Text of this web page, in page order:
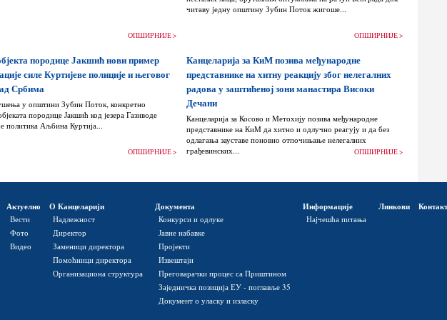
ОПШИРНИЈЕ >
читаву једну општину Зубин Поток жигоше...
ОПШИРНИЈЕ >
породице Јакшић нови пример
силе Куртијеве полиције и његовог
Србима
у општини Зубин Поток, конкретно
породице Јакшић код језера Газиводе
политика Аљбина Куртија...
ОПШИРНИЈЕ >
Канцеларија за КиМ позива међународне
представнике на хитну реакцију због нелегалних
радова у заштићеној зони манастира Високи
Дечани
Канцеларија за Косово и Метохију позива међународне
представнике на КиМ да хитно и одлучно реагују и да без
одлагања зауставе поновно отпочињање нелегалних
грађевинских...
ОПШИРНИЈЕ >
Актуелно
Вести
Фото
Видео
О Канцеларији
Надлежност
Директор
Заменици директора
Помоћници директора
Организациона структура
Документа
Конкурси и одлуке
Јавне набавке
Пројекти
Извештаји
Преговарачки процес са Приштином
Заједничка позиција ЕУ - поглавље 35
Документ о уласку и изласку
Информације
Најчешћа питања
Линкови